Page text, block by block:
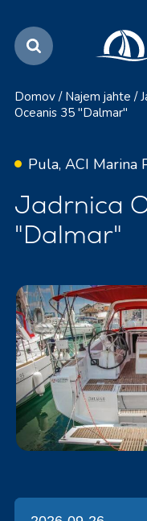
Domov / Najem jahte /
Oceanis 35 "Dalmar"
Pula, ACI Marina
Jadrnica
"Dalmar"